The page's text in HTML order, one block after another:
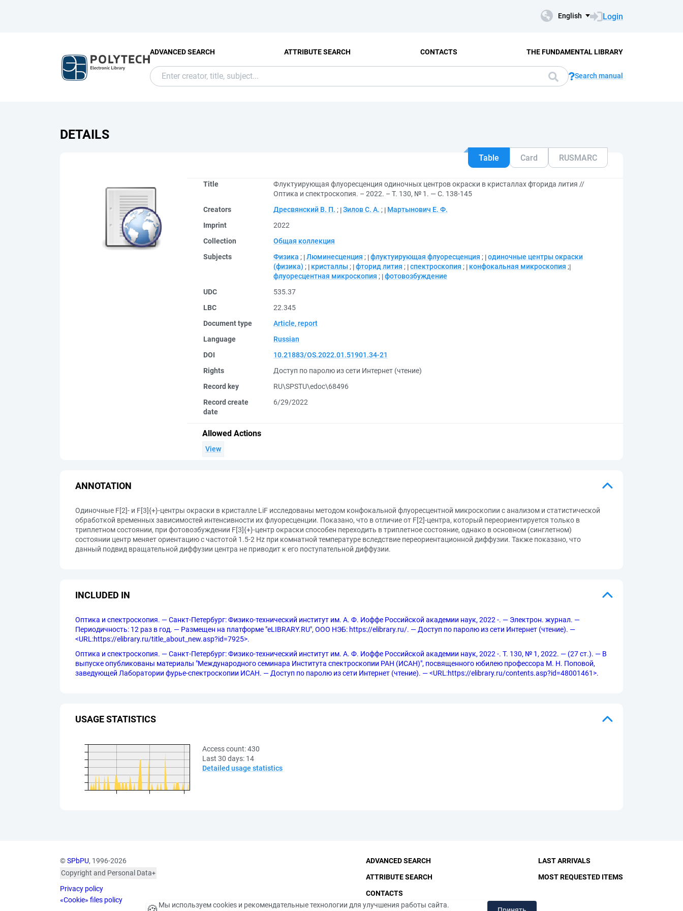
English Login
ADVANCED SEARCH ATTRIBUTE SEARCH CONTACTS THE FUNDAMENTAL LIBRARY
Search manual
DETAILS
Table Card RUSMARC
Title
Флуктуирующая флуоресценция одиночных центров окраски в кристаллах фторида лития //
Оптика и спектроскопия. – 2022. – Т. 130, № 1. — С. 138-145
Creators
Дресвянский В. П. ; Зилов С. А. ;
Мартынович Е. Ф.
Imprint
2022
Collection
Общая коллекция
Subjects
Физика ; Люминесценция ; флуктуирующая флуоресценция ; одиночные центры окраски
(физика) ; кристаллы ; фторид лития ; спектроскопия ; конфокальная микроскопия ;
флуоресцентная микроскопия ; фотовозбуждение
UDC
535.37
LBC
22.345
Document type
Article, report
Language
Russian
DOI
10.21883/OS.2022.01.51901.34-21
Rights
Доступ по паролю из сети Интернет (чтение)
Record key
RU\SPSTU\edoc\68496
Record create
date
6/29/2022
Allowed Actions
View
ANNOTATION
Одиночные F[2]- и F[3]{+}-центры окраски в кристалле LiF исследованы методом конфокальной флуоресцентной микроскопии с анализом и статистической
обработкой временных зависимостей интенсивности их флуоресценции. Показано, что в отличие от F[2]-центра, который переориентируется только в
триплетном состоянии, при фотовозбуждении F[3]{+}-центр окраски способен переходить в триплетное состояние, однако в основном (синглетном)
состоянии центр меняет ориентацию с частотой 1.5-2 Hz при комнатной температуре вследствие переориентационной диффузии. Также показано, что
данный подвид вращательной диффузии центра не приводит к его поступательной диффузии.
INCLUDED IN
Оптика и спектроскопия. — Санкт-Петербург: Физико-технический институт им. А. Ф. Иоффе Российской академии наук, 2022 -. — Электрон. журнал. —
Периодичность: 12 раз в год. — Размещен на платформе "eLIBRARY.RU", ООО НЭБ: https://elibrary.ru/. — Доступ по паролю из сети Интернет (чтение). —
<URL:https://elibrary.ru/title_about_new.asp?id=7925>.
Оптика и спектроскопия. — Санкт-Петербург: Физико-технический институт им. А. Ф. Иоффе Российской академии наук, 2022 -. Т. 130, № 1, 2022. — (27 ст.). — В
выпуске опубликованы материалы "Международного семинара Института спектроскопии РАН (ИСАН)", посвященного юбилею профессора М. Н. Поповой,
заведующей Лаборатории фурье-спектроскопии ИСАН. — Доступ по паролю из сети Интернет (чтение). — <URL:https://elibrary.ru/contents.asp?id=48001461>.
USAGE STATISTICS
Access count:430
Last 30 days: 14
Detailed usage statistics
©SPbPU, 1996-2026
Copyright and Personal Data
published with the
consent of the individuals
Privacy policy
«Cookie» files policy
ADVANCED SEARCH
ATTRIBUTE SEARCH
CONTACTS
LAST ARRIVALS
MOST REQUESTED ITEMS
Мы используем cookies и рекомендательные технологии для улучшения работы сайта.